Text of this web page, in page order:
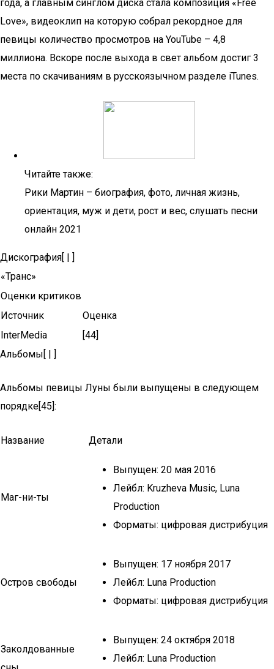
года, а главным синглом диска стала композиция «Free
Love», видеоклип на которую собрал рекордное для
певицы количество просмотров на YouTube – 4,8
миллиона. Вскоре после выхода в свет альбом достиг 3
места по скачиваниям в русскоязычном разделе iTunes.
Читайте также:
Рики Мартин – биография, фото, личная жизнь,
ориентация, муж и дети, рост и вес, слушать песни
онлайн 2021
Дискография[ | ]
«Транс»
Оценки критиков
Источник
Оценка
InterMedia
[44]
Альбомы[ | ]
Альбомы певицы Луны были выпущены в следующем
порядке[45]:
Название Детали
Маг-ни-ты
Выпущен: 20 мая 2016
Лейбл: Kruzheva Music, Luna
Production
Форматы: цифровая дистрибуция
Остров свободы
Выпущен: 17 ноября 2017
Лейбл: Luna Production
Форматы: цифровая дистрибуция
Заколдованные
Выпущен: 24 октября 2018
Лейбл: Luna Production